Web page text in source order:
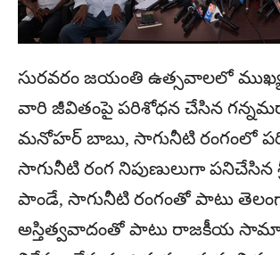
సురవరం జయంతి ఉత్సవాలలో
వారి జీవితంపై పరిశోధన చేసిన
మనోహర్ బాబు, సాగునీటి రంగంలో
సాగునీటి రంగ నిపుణులుగా పనిచేసిన
పాండే, సాగునీటి రంగంతో పాటు
అస్తిత్వవాదంతో పాటు రాజకీయ